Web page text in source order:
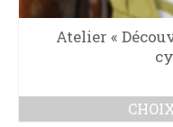
Atelier «